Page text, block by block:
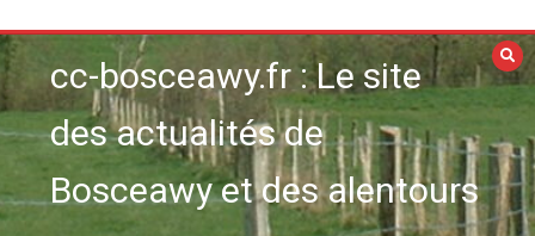
au
contenucc-bosceawy.fr : Le site
des actualités de
Bosceawy et des alentours